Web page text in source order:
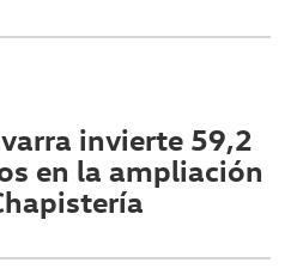
invierte 59,2
en la ampliación